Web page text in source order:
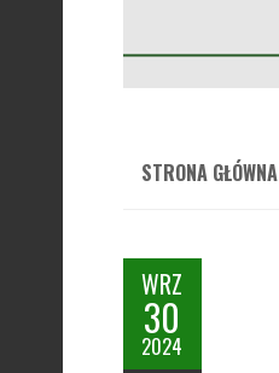
STRONA GŁÓWNA
WRZ
30
2024